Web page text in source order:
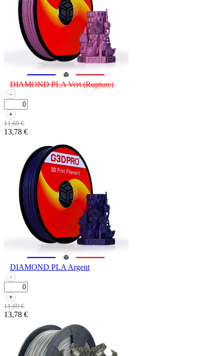
DIAMOND PLA Vert(Rupture)
-
+
11,69 €
13,78 €
DIAMOND PLA Argent
-
+
11,69 €
13,78 €